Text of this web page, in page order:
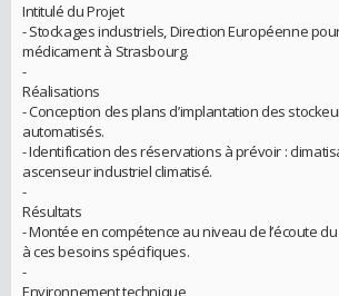
Intitulé du Projet
- Stockages industriels, Direction Européenne
médicament à Strasbourg.
-
Réalisations
- Conception des plans d’implantation des
automatisés.
- Identification des réservations à prévoir :
ascenseur industriel climatisé.
-
Résultats
- Montée en compétence au niveau de l’écoute
à ces besoins spécifiques.
-
Environnement technique